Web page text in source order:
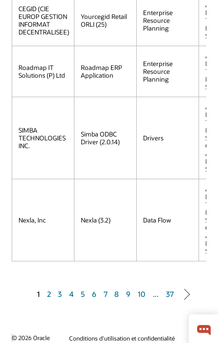
CEGID (CIE
EUROP GESTION
INFORMAT
DECENTRALISEE)
Yourcegid Retail
ORLI (25)
Enterprise
Resource
Planning
Roadmap IT
Solutions (P) Ltd
Roadmap ERP
Application
Enterprise
Resource
Planning
SIMBA
TECHNOLOGIES
INC.
Simba ODBC
Driver (2.0.14)
Drivers
Nexla, Inc Nexla (3.2) Data Flow
1 2 3 4 5 6 7 8 9 10 ... 37
© 2026 Oracle Conditions d'utilisation et confidentialité